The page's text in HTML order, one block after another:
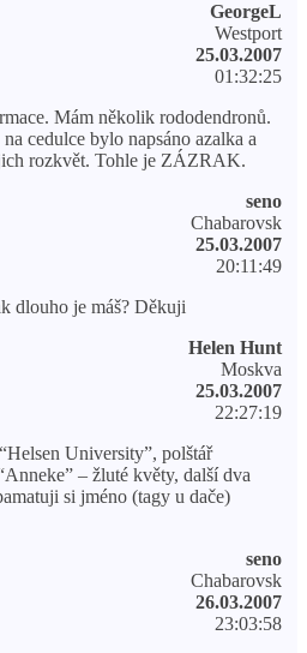
GeorgeL
Westport
25.03.2007
01:32:25
Mám několik rododendronů.
cedulce bylo napsáno azalka a
rozkvět. Tohle je ZÁZRAK.
seno
Chabarovsk
25.03.2007
20:11:49
dlouho je máš? Děkuji
Helen Hunt
Moskva
25.03.2007
22:27:19
University”, polštář
– žluté květy, další dva
si jméno (tagy u dače)
seno
Chabarovsk
26.03.2007
23:03:58